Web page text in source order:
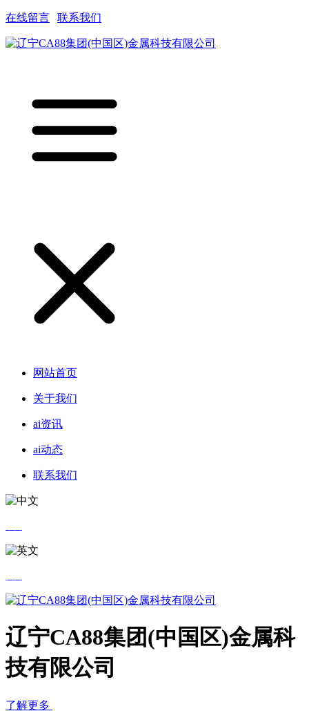
在线留言 联系我们
网站首页
关于我们
ai资讯
ai动态
联系我们
辽宁CA88集团(中国区)金属科
技有限公司
了解更多